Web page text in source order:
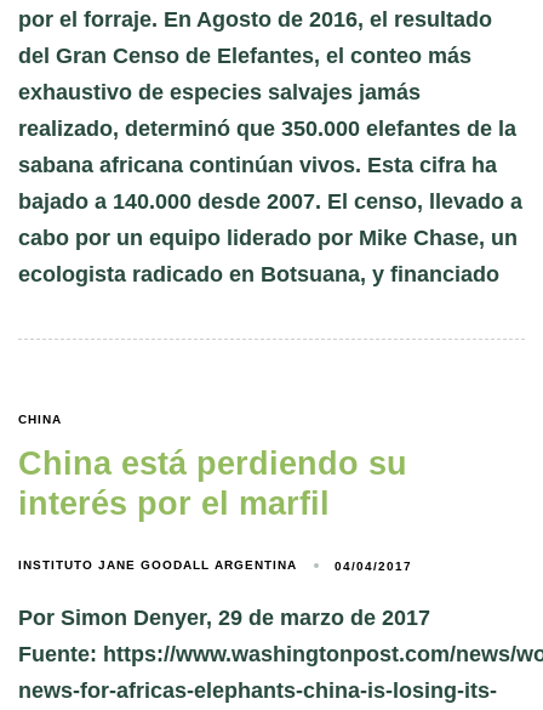
por el forraje. En Agosto de 2016, el resultado
del Gran Censo de Elefantes, el conteo más
exhaustivo de especies salvajes jamás
realizado, determinó que 350.000 elefantes de la
sabana africana continúan vivos. Esta cifra ha
bajado a 140.000 desde 2007. El censo, llevado a
cabo por un equipo liderado por Mike Chase, un
ecologista radicado en Botsuana, y financiado
CHINA
China está perdiendo su
interés por el marfil
INSTITUTO JANE GOODALL ARGENTINA 04/04/2017
Por Simon Denyer, 29 de marzo de 2017
Fuente: https://www.washingtonpost.com/news/
news-for-africas-elephants-china-is-losing-its-